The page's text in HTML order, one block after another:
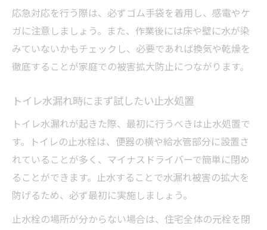
応急対応を行う際は、必ずゴム手袋を着用し、感電やケ
ガに注意しましょう。また、作業後には床や壁に水が染
みていないかもチェックし、必要であれば換気や乾燥を
徹底することが家庭での被害拡大防止につながります。
トイレ水漏れ時にまず試したい止水処置
トイレ水漏れが起きた際、最初に行うべきは止水処置で
す。トイレの止水栓は、便器の横や給水管部分に設置さ
れていることが多く、マイナスドライバーで簡単に閉め
ることができます。止水することで水漏れ被害の拡大を
防げるため、必ず最初に実施しましょう。
止水栓の場所が分からない場合は、住宅全体の元栓を閉